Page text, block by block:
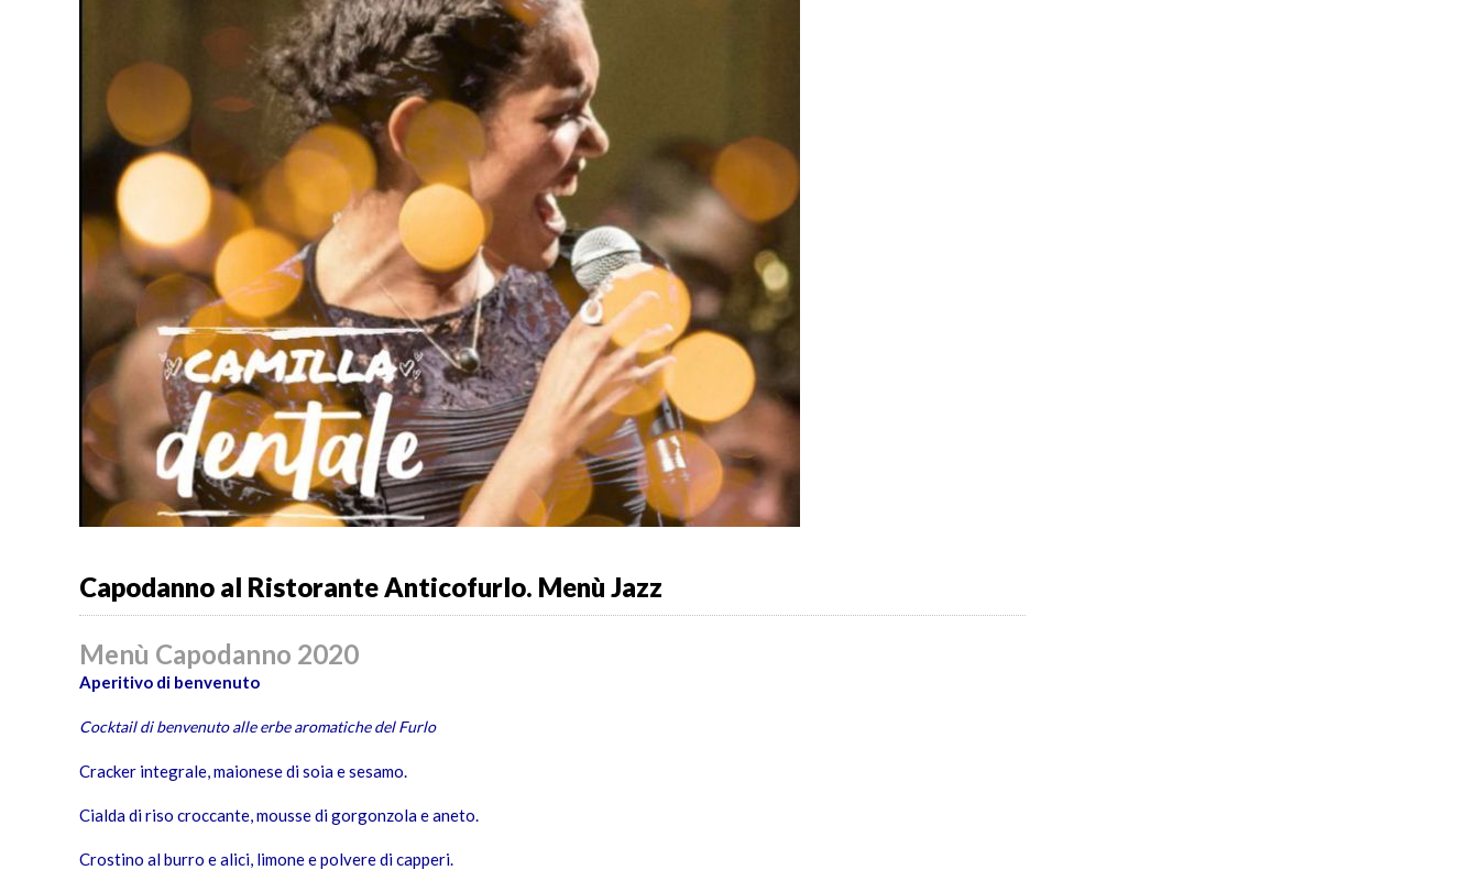
Capodanno al Ristorante Anticofurlo. Menù Jazz
Menù Capodanno 2020
Aperitivo di benvenuto
Cocktail di benvenuto alle erbe aromatiche del Furlo
Cracker integrale, maionese di soia e sesamo.
Cialda di riso croccante, mousse di gorgonzola e aneto.
Crostino al burro e alici, limone e polvere di capperi.